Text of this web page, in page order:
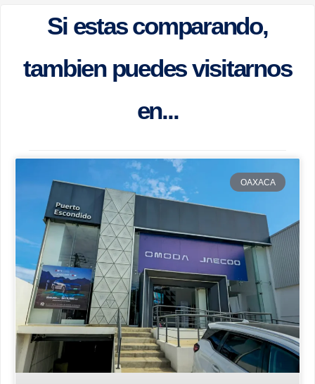
Si estas comparando,
tambien puedes visitarnos
en...
OAXACA